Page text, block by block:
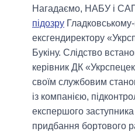
Нагадаємо, НАБУ і
підозру
ексгендиректору
Букіну. Слідство
керівник ДК
своїм службовим
із компанією,
експершого
придбання бортового